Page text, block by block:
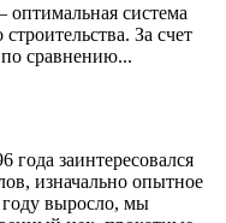
система
За счет
сравнению...
заинтересовался
изначально опытное
году выросло, мы